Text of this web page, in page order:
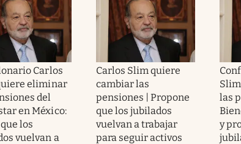
Carlos
eliminar
del
en México:
los
vuelvan a
Carlos Slim quiere
cambiar las
pensiones | Propone
que los jubilados
vuelvan a trabajar
para seguir activos
las
y